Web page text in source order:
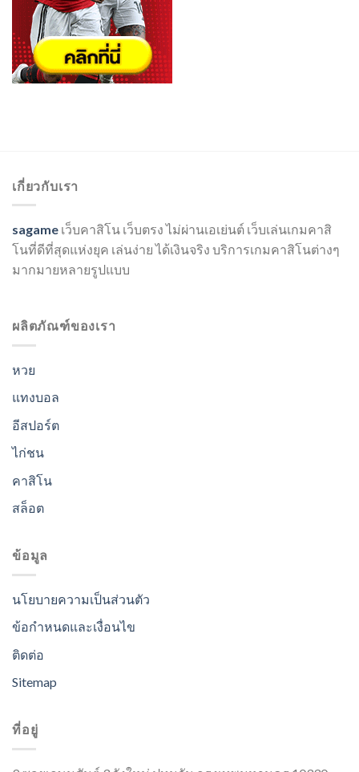
เกี่ยวกับเรา
sagame เว็บคาสิโน เว็บตรง ไม่ผ่านเอเย่นต์ เว็บเล่นเกมคาสิ
โนที่ดีที่สุดแห่งยุค เล่นง่าย ได้เงินจริง บริการเกมคาสิโนต่างๆ
มากมายหลายรูปแบบ
ผลิตภัณฑ์ของเรา
หวย
แทงบอล
อีสปอร์ต
ไก่ชน
คาสิโน
สล็อต
ข้อมูล
นโยบายความเป็นส่วนตัว
ข้อกำหนดและเงื่อนไข
ติดต่อ
Sitemap
ที่อยู่